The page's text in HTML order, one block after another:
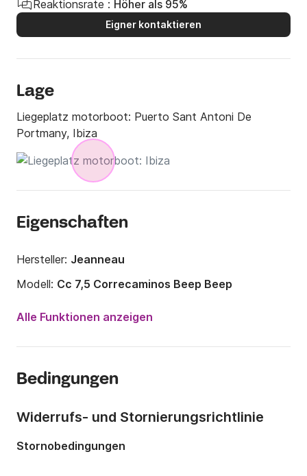
Reaktionsrate : Höher als 95%
Eigner kontaktieren
Lage
Liegeplatz motorboot: Puerto Sant Antoni De
Portmany, Ibiza
Eigenschaften
Hersteller: Jeanneau
Modell: Cc 7,5 Correcaminos Beep Beep
Motorleistung:
Anzahl Plätze an Bord:
Alle Funktionen anzeigen
Bedingungen
Widerrufs- und Stornierungsrichtlinie
Stornobedingungen